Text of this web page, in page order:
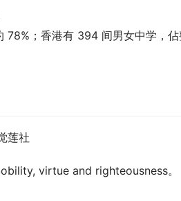
78%；香港有 394 间男女中学，
莲社
virtue and righteousness。